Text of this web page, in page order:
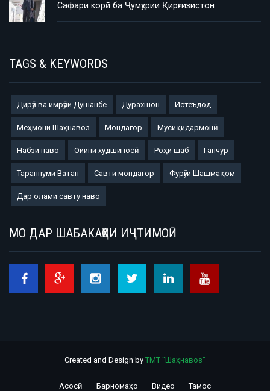
Сафари корӣ ба Ҷумҳурии Қирғизистон
TAGS & KEYWORDS
Дирӯз ва имрӯзи Душанбе Дурахшон Истеъдод
Меҳмони Шаҳнавоз Мондагор Мусиқидармонӣ
Набзи наво Ойини худшиносӣ Роҳи шаб Ганчур
Тараннуми Ватан Савти мондагор Фурӯғи Шашмақом
Дар олами савту наво
МО ДАР ШАБАКАҲОИ ИҶТИМОӢ
Created and Design by ТМТ "Шаҳнавоз"
Асосӣ Барномаҳо Видео Тамос